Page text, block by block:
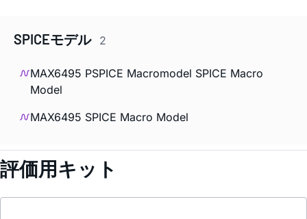
SPICEモデル 2
MAX6495 PSPICE Macromodel SPICE Macro
Model
MAX6495 SPICE Macro Model
評価用キット